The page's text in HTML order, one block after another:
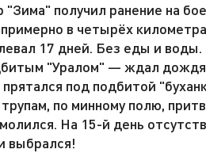
"Зима" получил ранение на
примерно в четырёх
17 дней. Без еды и
"Уралом" — ждал
под подбитой
трупам, по минному полю,
На 15-й день
выбрался!